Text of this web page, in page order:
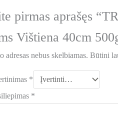
pirmas aprašęs
Vištiena 40cm
adresas nebus skelbiamas. Būtini
*
*